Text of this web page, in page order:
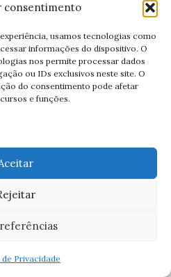
consentimento
usamos tecnologias como
informações do dispositivo. O
nos permite processar dados
ou IDs exclusivos neste site. O
do consentimento pode afetar
e funções.
Privacidade
(1)
de Assis(2)